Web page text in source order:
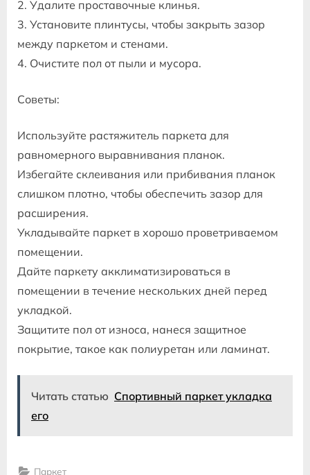
2. Удалите проставочные клинья.
3. Установите плинтусы, чтобы закрыть зазор
между паркетом и стенами.
4. Очистите пол от пыли и мусора.
Советы:
Используйте растяжитель паркета для
равномерного выравнивания планок.
Избегайте склеивания или прибивания планок
слишком плотно, чтобы обеспечить зазор для
расширения.
Укладывайте паркет в хорошо проветриваемом
помещении.
Дайте паркету акклиматизироваться в
помещении в течение нескольких дней перед
укладкой.
Защитите пол от износа, нанеся защитное
покрытие, такое как полиуретан или ламинат.
Читать статью Спортивный паркет укладка
его
Паркет